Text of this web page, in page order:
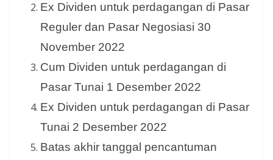
Ex Dividen untuk perdagangan di Pasar
Reguler dan Pasar Negosiasi 30
November 2022
Cum Dividen untuk perdagangan di
Pasar Tunai 1 Desember 2022
Ex Dividen untuk perdagangan di Pasar
Tunai 2 Desember 2022
Batas akhir tanggal pencantuman